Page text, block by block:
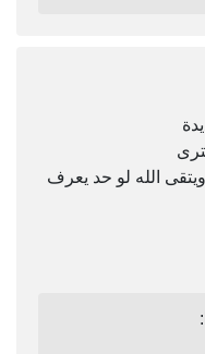
الله لو حد يعرف
: